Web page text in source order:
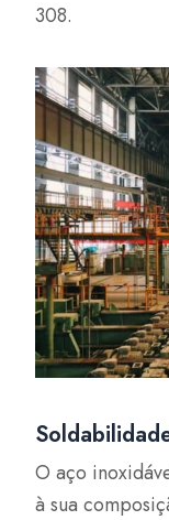
308.
O aço
à sua